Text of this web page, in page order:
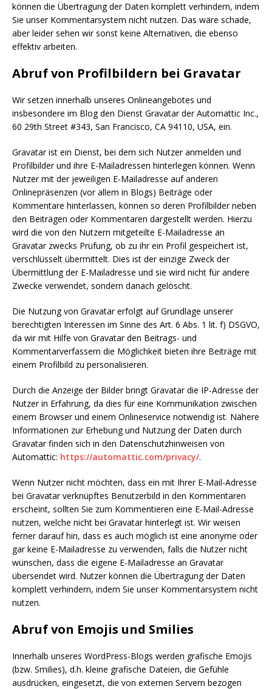
können die Übertragung der Daten komplett verhindern, indem
Sie unser Kommentarsystem nicht nutzen. Das wäre schade,
aber leider sehen wir sonst keine Alternativen, die ebenso
effektiv arbeiten.
Abruf von Profilbildern bei Gravatar
Wir setzen innerhalb unseres Onlineangebotes und
insbesondere im Blog den Dienst Gravatar der Automattic Inc.,
60 29th Street #343, San Francisco, CA 94110, USA, ein.
Gravatar ist ein Dienst, bei dem sich Nutzer anmelden und
Profilbilder und ihre E-Mailadressen hinterlegen können. Wenn
Nutzer mit der jeweiligen E-Mailadresse auf anderen
Onlinepräsenzen (vor allem in Blogs) Beiträge oder
Kommentare hinterlassen, können so deren Profilbilder neben
den Beiträgen oder Kommentaren dargestellt werden. Hierzu
wird die von den Nutzern mitgeteilte E-Mailadresse an
Gravatar zwecks Prüfung, ob zu ihr ein Profil gespeichert ist,
verschlüsselt übermittelt. Dies ist der einzige Zweck der
Übermittlung der E-Mailadresse und sie wird nicht für andere
Zwecke verwendet, sondern danach gelöscht.
Die Nutzung von Gravatar erfolgt auf Grundlage unserer
berechtigten Interessen im Sinne des Art. 6 Abs. 1 lit. f) DSGVO,
da wir mit Hilfe von Gravatar den Beitrags- und
Kommentarverfassern die Möglichkeit bieten ihre Beiträge mit
einem Profilbild zu personalisieren.
Durch die Anzeige der Bilder bringt Gravatar die IP-Adresse der
Nutzer in Erfahrung, da dies für eine Kommunikation zwischen
einem Browser und einem Onlineservice notwendig ist. Nähere
Informationen zur Erhebung und Nutzung der Daten durch
Gravatar finden sich in den Datenschutzhinweisen von
Automattic: https://automattic.com/privacy/.
Wenn Nutzer nicht möchten, dass ein mit Ihrer E-Mail-Adresse
bei Gravatar verknüpftes Benutzerbild in den Kommentaren
erscheint, sollten Sie zum Kommentieren eine E-Mail-Adresse
nutzen, welche nicht bei Gravatar hinterlegt ist. Wir weisen
ferner darauf hin, dass es auch möglich ist eine anonyme oder
gar keine E-Mailadresse zu verwenden, falls die Nutzer nicht
wünschen, dass die eigene E-Mailadresse an Gravatar
übersendet wird. Nutzer können die Übertragung der Daten
komplett verhindern, indem Sie unser Kommentarsystem nicht
nutzen.
Abruf von Emojis und Smilies
Innerhalb unseres WordPress-Blogs werden grafische Emojis
(bzw. Smilies), d.h. kleine grafische Dateien, die Gefühle
ausdrücken, eingesetzt, die von externen Servern bezogen